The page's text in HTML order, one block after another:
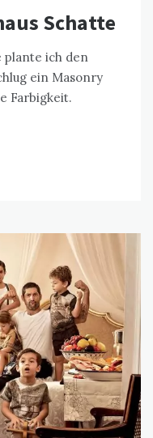
Schatte
plante ich den
ein Masonry
Farbigkeit.